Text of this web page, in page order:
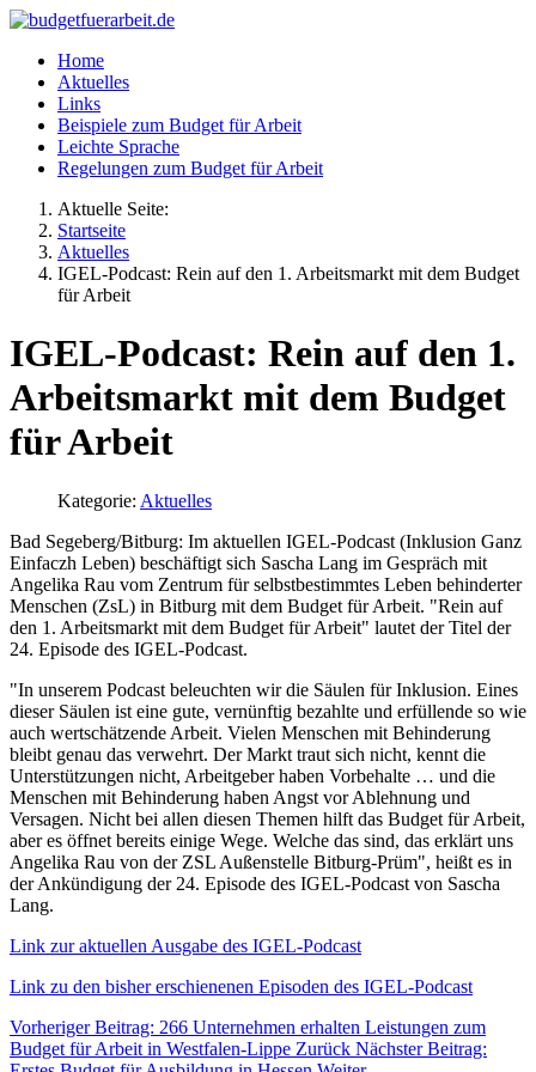
Home
Aktuelles
Links
Beispiele zum Budget für Arbeit
Leichte Sprache
Regelungen zum Budget für Arbeit
Aktuelle Seite:
Startseite
Aktuelles
IGEL-Podcast: Rein auf den 1. Arbeitsmarkt mit dem Budget
für Arbeit
IGEL-Podcast: Rein auf den 1.
Arbeitsmarkt mit dem Budget
für Arbeit
Kategorie: Aktuelles
Bad Segeberg/Bitburg: Im aktuellen IGEL-Podcast (Inklusion Ganz
Einfaczh Leben) beschäftigt sich Sascha Lang im Gespräch mit
Angelika Rau vom Zentrum für selbstbestimmtes Leben behinderter
Menschen (ZsL) in Bitburg mit dem Budget für Arbeit. "Rein auf
den 1. Arbeitsmarkt mit dem Budget für Arbeit" lautet der Titel der
24. Episode des IGEL-Podcast.
"In unserem Podcast beleuchten wir die Säulen für Inklusion. Eines
dieser Säulen ist eine gute, vernünftig bezahlte und erfüllende so wie
auch wertschätzende Arbeit. Vielen Menschen mit Behinderung
bleibt genau das verwehrt. Der Markt traut sich nicht, kennt die
Unterstützungen nicht, Arbeitgeber haben Vorbehalte … und die
Menschen mit Behinderung haben Angst vor Ablehnung und
Versagen. Nicht bei allen diesen Themen hilft das Budget für Arbeit,
aber es öffnet bereits einige Wege. Welche das sind, das erklärt uns
Angelika Rau von der ZSL Außenstelle Bitburg-Prüm", heißt es in
der Ankündigung der 24. Episode des IGEL-Podcast von Sascha
Lang.
Link zur aktuellen Ausgabe des IGEL-Podcast
Link zu den bisher erschienenen Episoden des IGEL-Podcast
Vorheriger Beitrag: 266 Unternehmen erhalten Leistungen zum
Budget für Arbeit in Westfalen-Lippe Zurück Nächster Beitrag: